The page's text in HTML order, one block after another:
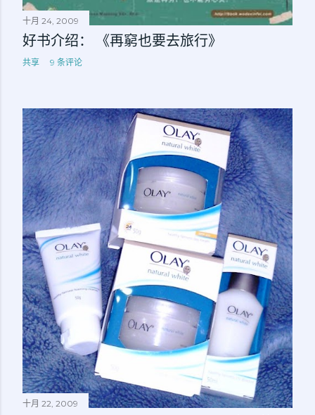
十月 24, 2009
好书介绍： 《再窮也要去旅行》
共享 9 条评论
十月 22, 2009